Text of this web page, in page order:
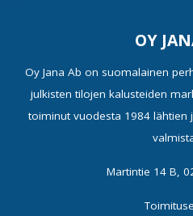
OY
Oy Jana Ab on suomalainen
julkisten tilojen kalusteiden
toiminut vuodesta 1984 lähtien
Martintie 14 B,